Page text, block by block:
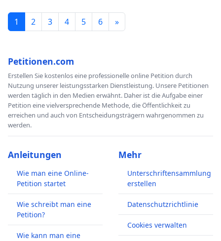
1 2 3 4 5 6 »
Petitionen.com
Erstellen Sie kostenlos eine professionelle online Petition durch
Nutzung unserer leistungsstarken Dienstleistung. Unsere Petitionen
werden täglich in den Medien erwähnt. Daher ist die Aufgabe einer
Petition eine vielversprechende Methode, die Öffentlichkeit zu
erreichen und auch von Entscheidungsträgern wahrgenommen zu
werden.
Anleitungen
Wie man eine Online-
Petition startet
Wie schreibt man eine
Petition?
Wie kann man eine
Mehr
Unterschriftensammlung
erstellen
Datenschutzrichtlinie
Cookies verwalten